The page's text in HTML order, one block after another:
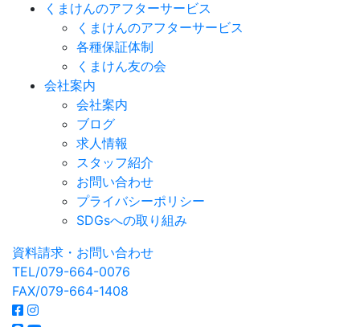
くまけんのアフターサービス
くまけんのアフターサービス
各種保証体制
くまけん友の会
会社案内
会社案内
ブログ
求人情報
スタッフ紹介
お問い合わせ
プライバシーポリシー
SDGsへの取り組み
資料請求・お問い合わせ
TEL/079-664-0076
FAX/079-664-1408